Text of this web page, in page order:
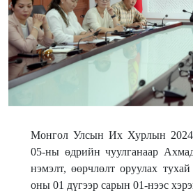
Монгол Улсын Их Хурлын
05-ны өдрийн чуулганаар
нэмэлт, өөрчлөлт оруулах
оны 01 дүгээр сарын 01-нээс